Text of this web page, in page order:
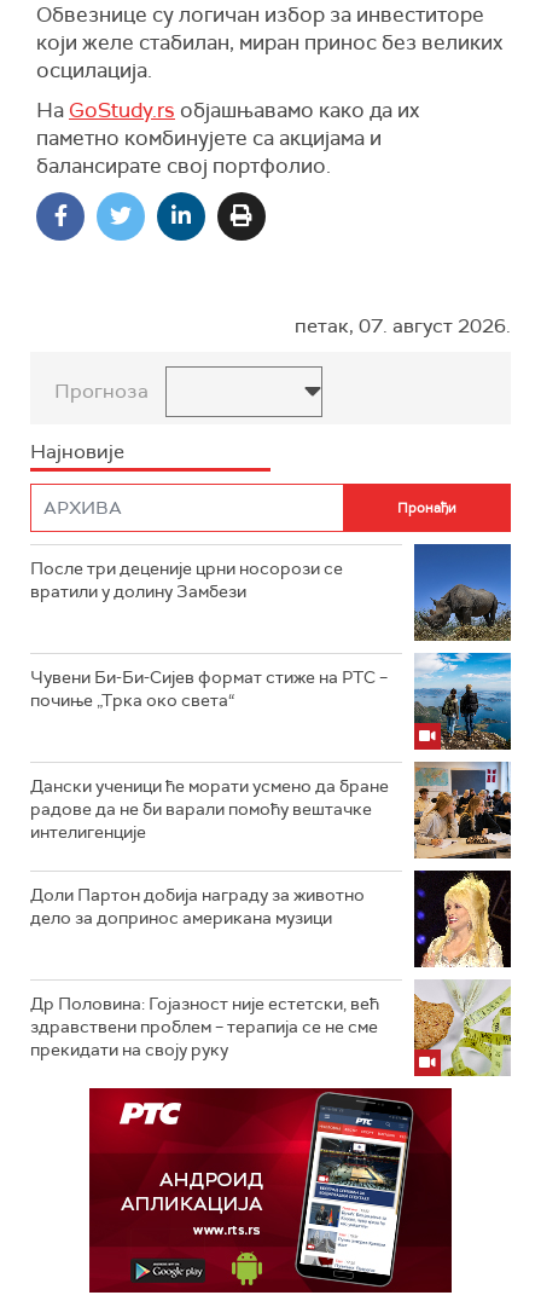
Обвезнице су логичан избор за инвеститоре
који желе стабилан, миран принос без великих
осцилација.
На GoStudy.rs објашњавамо како да их
паметно комбинујете са акцијама и
балансирате свој портфолио.
петак, 07. август 2026.
Прогноза
Најновије
После три деценије црни носорози се
вратили у долину Замбези
Чувени Би-Би-Сијев формат стиже на РТС –
почиње „Трка око света“
Дански ученици ће морати усмено да бране
радове да не би варали помоћу вештачке
интелигенције
Доли Партон добија награду за животно
дело за допринос американа музици
Др Половина: Гојазност није естетски, већ
здравствени проблем – терапија се не сме
прекидати на своју руку